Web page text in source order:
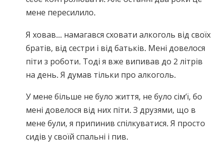
мене пересилило.
Я ховав... намагався сховати алкоголь від своїх
братів, від сестри і від батьків. Мені довелося
піти з роботи. Тоді я вже випивав до 2 літрів
на день. Я думав тільки про алкоголь.
У мене більше не було життя, не було сім’ї, бо
мені довелося від них піти. З друзями, що в
мене були, я припинив спілкуватися. Я просто
сидів у своїй спальні і пив.